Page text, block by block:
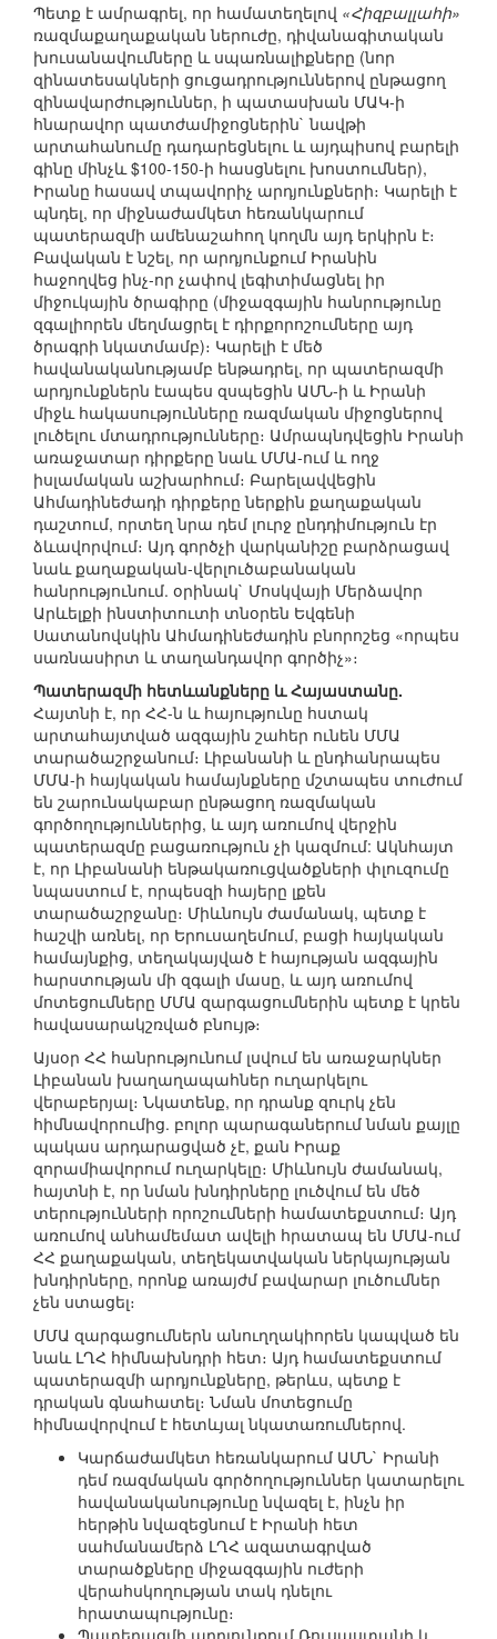
Պետք է ամրագրել, որ համատեղելով «Հիզբալլահի»
ռազմաքաղաքական ներուժը, դիվանագիտական
խուսանավումները և սպառնալիքները (նոր
զինատեսակների ցուցադրություններով ընթացող
զինավարժություններ, ի պատասխան ՄԱԿ-ի
հնարավոր պատժամիջոցներին` նավթի
արտահանումը դադարեցնելու և այդպիսով բարելի
գինը մինչև $100-150-ի հասցնելու խոստումներ),
Իրանը հասավ տպավորիչ արդյունքների։ Կարելի է
պնդել, որ միջնաժամկետ հեռանկարում
պատերազմի ամենաշահող կողմն այդ երկիրն է։
Բավական է նշել, որ արդյունքում Իրանին
հաջողվեց ինչ-որ չափով լեգիտիմացնել իր
միջուկային ծրագիրը (միջազգային հանրությունը
զգալիորեն մեղմացրել է դիրքորոշումները այդ
ծրագրի նկատմամբ)։ Կարելի է մեծ
հավանականությամբ ենթադրել, որ պատերազմի
արդյունքներն էապես զսպեցին ԱՄՆ-ի և Իրանի
միջև հակասությունները ռազմական միջոցներով
լուծելու մտադրությունները։ Ամրապնդվեցին Իրանի
առաջատար դիրքերը նաև ՄՄԱ-ում և ողջ
իսլամական աշխարհում։ Բարելավվեցին
Ահմադինեժադի դիրքերը ներքին քաղաքական
դաշտում, որտեղ նրա դեմ լուրջ ընդդիմություն էր
ձևավորվում։ Այդ գործչի վարկանիշը բարձրացավ
նաև քաղաքական-վերլուծաբանական
հանրությունում. օրինակ` Մոսկվայի Մերձավոր
Արևելքի ինստիտուտի տնօրեն Եվգենի
Սատանովսկին Ահմադինեժադին բնորոշեց «որպես
սառնասիրտ և տաղանդավոր գործիչ»։
Պատերազմի հետևանքները և Հայաստանը.
Հայտնի է, որ ՀՀ-ն և հայությունը հստակ
արտահայտված ազգային շահեր ունեն ՄՄԱ
տարածաշրջանում։ Լիբանանի և ընդհանրապես
ՄՄԱ-ի հայկական համայնքները մշտապես տուժում
են շարունակաբար ընթացող ռազմական
գործողություններից, և այդ առումով վերջին
պատերազմը բացառություն չի կազմում: Ակնհայտ
է, որ Լիբանանի ենթակառուցվածքների փլուզումը
նպաստում է, որպեսզի հայերը լքեն
տարածաշրջանը։ Միևնույն ժամանակ, պետք է
հաշվի առնել, որ Երուսաղեմում, բացի հայկական
համայնքից, տեղակայված է հայության ազգային
հարստության մի զգալի մասը, և այդ առումով
մոտեցումները ՄՄԱ զարգացումներին պետք է կրեն
հավասարակշռված բնույթ։
Այսօր ՀՀ հանրությունում լսվում են առաջարկներ
Լիբանան խաղաղապահներ ուղարկելու
վերաբերյալ։ Նկատենք, որ դրանք զուրկ չեն
հիմնավորումից. բոլոր պարագաներում նման քայլը
պակաս արդարացված չէ, քան Իրաք
զորամիավորում ուղարկելը։ Միևնույն ժամանակ,
հայտնի է, որ նման խնդիրները լուծվում են մեծ
տերությունների որոշումների համատեքստում։ Այդ
առումով անհամեմատ ավելի հրատապ են ՄՄԱ-ում
ՀՀ քաղաքական, տեղեկատվական ներկայության
խնդիրները, որոնք առայժմ բավարար լուծումներ
չեն ստացել։
ՄՄԱ զարգացումներն անուղղակիորեն կապված են
նաև ԼՂՀ հիմնախնդրի հետ։ Այդ համատեքստում
պատերազմի արդյունքները, թերևս, պետք է
դրական գնահատել։ Նման մոտեցումը
հիմնավորվում է հետևյալ նկատառումներով.
Կարճաժամկետ հեռանկարում ԱՄՆ` Իրանի
դեմ ռազմական գործողություններ կատարելու
հավանականությունը նվազել է, ինչն իր
հերթին նվազեցնում է Իրանի հետ
սահմանամերձ ԼՂՀ ազատագրված
տարածքները միջազգային ուժերի
վերահսկողության տակ դնելու
հրատապությունը։